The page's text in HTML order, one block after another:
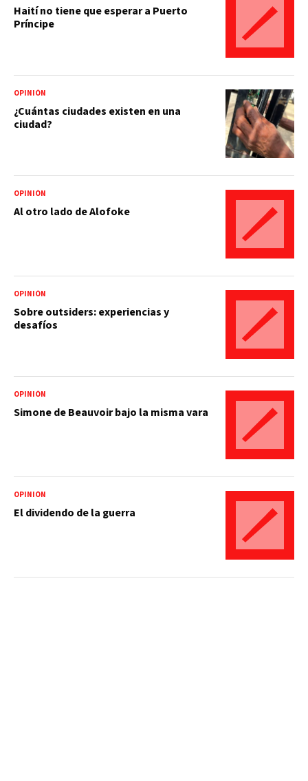
Haití no tiene que esperar a Puerto
Príncipe
OPINIÓN
¿Cuántas ciudades existen en una
ciudad?
OPINIÓN
Al otro lado de Alofoke
OPINIÓN
Sobre outsiders: experiencias y
desafíos
OPINIÓN
Simone de Beauvoir bajo la misma vara
OPINIÓN
El dividendo de la guerra